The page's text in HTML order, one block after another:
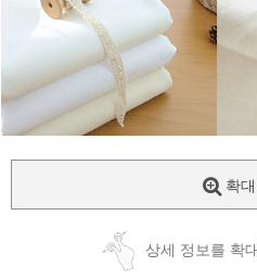
확
상세 정보를 확